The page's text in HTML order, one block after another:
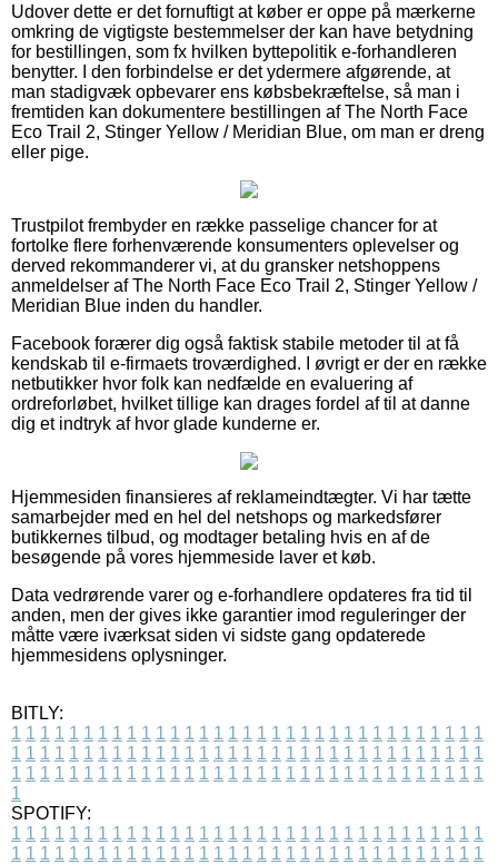
Udover dette er det fornuftigt at køber er oppe på mærkerne
omkring de vigtigste bestemmelser der kan have betydning
for bestillingen, som fx hvilken byttepolitik e-forhandleren
benytter. I den forbindelse er det ydermere afgørende, at
man stadigvæk opbevarer ens købsbekræftelse, så man i
fremtiden kan dokumentere bestillingen af The North Face
Eco Trail 2, Stinger Yellow / Meridian Blue, om man er dreng
eller pige.
Trustpilot frembyder en række passelige chancer for at
fortolke flere forhenværende konsumenters oplevelser og
derved rekommanderer vi, at du gransker netshoppens
anmeldelser af The North Face Eco Trail 2, Stinger Yellow /
Meridian Blue inden du handler.
Facebook forærer dig også faktisk stabile metoder til at få
kendskab til e-firmaets troværdighed. I øvrigt er der en række
netbutikker hvor folk kan nedfælde en evaluering af
ordreforløbet, hvilket tillige kan drages fordel af til at danne
dig et indtryk af hvor glade kunderne er.
Hjemmesiden finansieres af reklameindtægter. Vi har tætte
samarbejder med en hel del netshops og markedsfører
butikkernes tilbud, og modtager betaling hvis en af de
besøgende på vores hjemmeside laver et køb.
Data vedrørende varer og e-forhandlere opdateres fra tid til
anden, men der gives ikke garantier imod reguleringer der
måtte være iværksat siden vi sidste gang opdaterede
hjemmesidens oplysninger.
BITLY:
1 1 1 1 1 1 1 1 1 1 1 1 1 1 1 1 1 1 1 1 1 1 1 1 1 1 1 1 1 1 1 1 1
1 1 1 1 1 1 1 1 1 1 1 1 1 1 1 1 1 1 1 1 1 1 1 1 1 1 1 1 1 1 1 1 1
1 1 1 1 1 1 1 1 1 1 1 1 1 1 1 1 1 1 1 1 1 1 1 1 1 1 1 1 1 1 1 1 1
1
SPOTIFY:
1 1 1 1 1 1 1 1 1 1 1 1 1 1 1 1 1 1 1 1 1 1 1 1 1 1 1 1 1 1 1 1 1
1 1 1 1 1 1 1 1 1 1 1 1 1 1 1 1 1 1 1 1 1 1 1 1 1 1 1 1 1 1 1 1 1